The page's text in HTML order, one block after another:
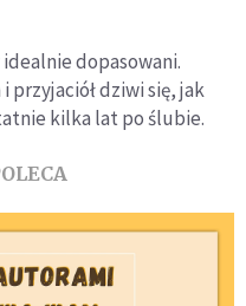
dopasowani.
przyjaciół dziwi się, jak
kilka lat po ślubie.